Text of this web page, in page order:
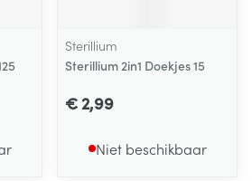
Sterillium
Sterillium 2in1 Doekjes 15
€ 2,99
Niet beschikbaar